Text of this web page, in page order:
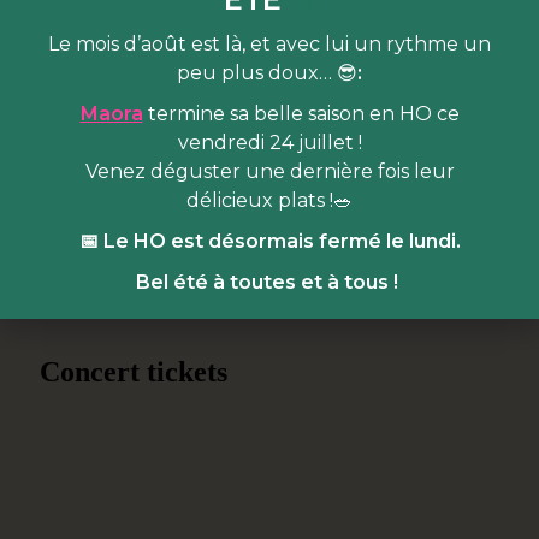
en reste en hiver,
on vous mijote
une carte
: brunch gourmand, planches apéritives à
nos cafés et lattes tout au long de la journée.
Le mois d’août est là, et avec lui un rythme un
peu plus doux… 😎:
Maora termine sa belle saison en HO ce
vendredi 24 juillet !
Venez déguster une dernière fois leur
délicieux plats !🥗
📅 Le HO est désormais fermé le lundi.
Bel été à toutes et à tous !